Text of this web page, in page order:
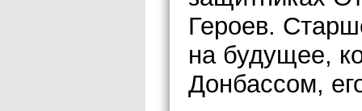
Героев.
на будущее,
Донбассом,